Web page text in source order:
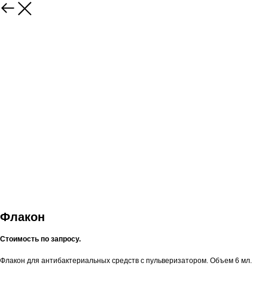
Флакон
Стоимость по запросу.
Флакон для антибактериальных средств с пульверизатором. Объем 6 мл.